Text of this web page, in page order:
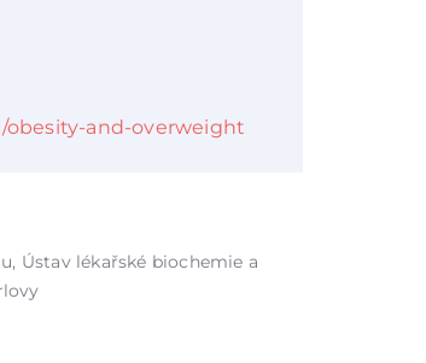
and-overweight
Ústav lékařské biochemie a